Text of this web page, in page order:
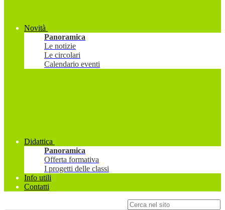
Novità
Panoramica
Le notizie
Le circolari
Calendario eventi
Didattica
Panoramica
Offerta formativa
I progetti delle classi
Info utili
Contatti